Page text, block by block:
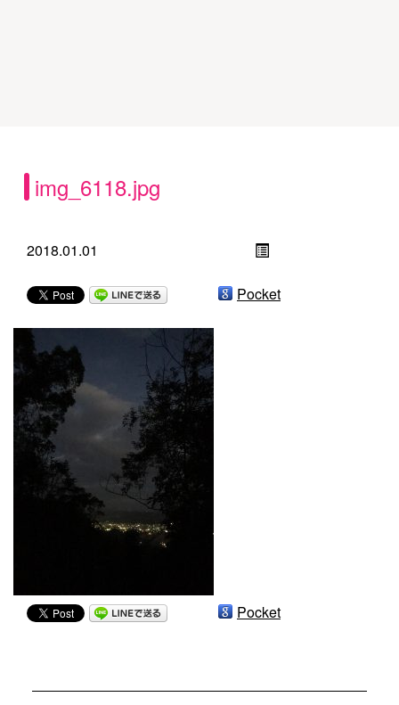
img_6118.jpg
2018.01.01
Pocket
Pocket